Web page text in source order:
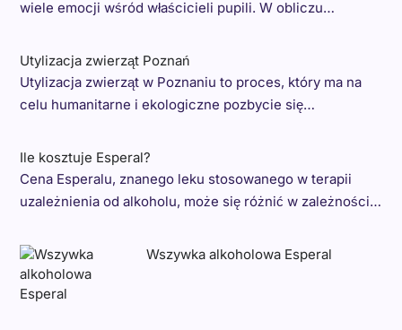
wiele emocji wśród właścicieli pupili. W obliczu…
Utylizacja zwierząt Poznań
Utylizacja zwierząt w Poznaniu to proces, który ma na
celu humanitarne i ekologiczne pozbycie się…
Ile kosztuje Esperal?
Cena Esperalu, znanego leku stosowanego w terapii
uzależnienia od alkoholu, może się różnić w zależności…
Wszywka alkoholowa Esperal